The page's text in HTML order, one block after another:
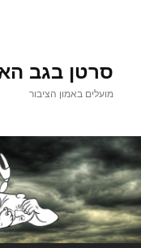
סרטן בגב
מועלים באמון הציבור